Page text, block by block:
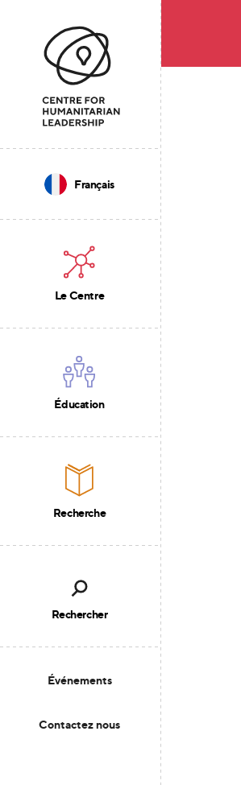
Le Centre
Éducation
Recherche
Événements
Contactez nous
Français
Rechercher